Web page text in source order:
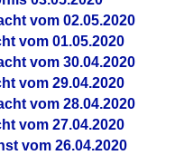
vom 02.05.2020
vom 01.05.2020
vom 30.04.2020
vom 29.04.2020
vom 28.04.2020
vom 27.04.2020
vom 26.04.2020